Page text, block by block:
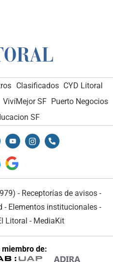
Clasificados CYD Litoral
VivíMejor SF Puerto Negocios
SF
- Receptorías de avisos -
- Elementos institucionales-
Litoral - MediaKit
miembro de: